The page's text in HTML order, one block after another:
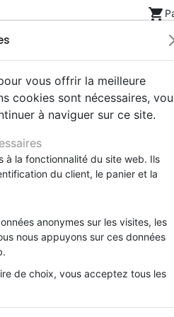
shopping_cart
Segond 21
Segond
NEG
Livres
Famille, couple
Souffrance, Relation d'aide
Santé
eBooks
Méditations
Souffrance, Relation d'aide
Psychologie
Jeunesse
Bibles jeunesse
Instrumental
Louange, Adoration
Hardrock, Métal
Documentaires, reportages
Accessoires de Bible
Papeterie
étoiles
Henriette Coray
PDF EAN9782826096221
Détails du produit
vous offrir la meilleure
cookies sont nécessaires,
à naviguer sur ce site.
à la fonctionnalité du site web. Ils
du client, le panier et la
anonymes sur les visites, les
nous appuyons sur ces données
de choix, vous acceptez tous les